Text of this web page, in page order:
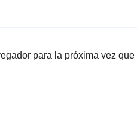
para la próxima vez